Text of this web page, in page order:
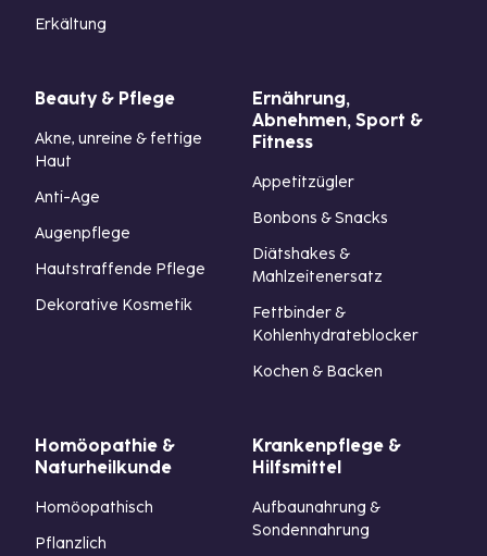
Erkältung
Beauty & Pflege
Akne, unreine & fettige
Haut
Anti-Age
Augenpflege
Hautstraffende Pflege
Dekorative Kosmetik
Ernährung,
Abnehmen, Sport &
Fitness
Appetitzügler
Bonbons & Snacks
Diätshakes &
Mahlzeitenersatz
Fettbinder &
Kohlenhydrateblocker
Kochen & Backen
Homöopathie &
Naturheilkunde
Homöopathisch
Pflanzlich
Krankenpflege &
Hilfsmittel
Aufbaunahrung &
Sondennahrung